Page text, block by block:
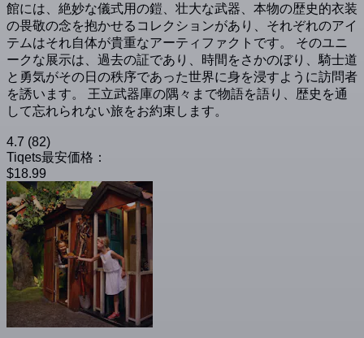
館には、絶妙な儀式用の鎧、壮大な武器、本物の歴史的衣装
の畏敬の念を抱かせるコレクションがあり、それぞれのアイ
テムはそれ自体が貴重なアーティファクトです。 そのユニ
ークな展示は、過去の証であり、時間をさかのぼり、騎士道
と勇気がその日の秩序であった世界に身を浸すように訪問者
を誘います。 王立武器庫の隅々まで物語を語り、歴史を通
して忘れられない旅をお約束します。
4.7 (82)
Tiqets最安価格：
$18.99